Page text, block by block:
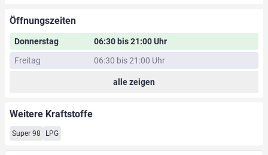
Öffnungszeiten
Donnerstag
06:30 bis 21:00 Uhr
Freitag
06:30 bis 21:00 Uhr
alle zeigen
Weitere Kraftstoffe
Super 98 LPG